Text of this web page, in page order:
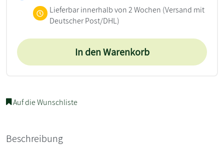
Lieferbar innerhalb von 2 Wochen (Versand mit
Deutscher Post/DHL)
In den Warenkorb
Auf die Wunschliste
Beschreibung